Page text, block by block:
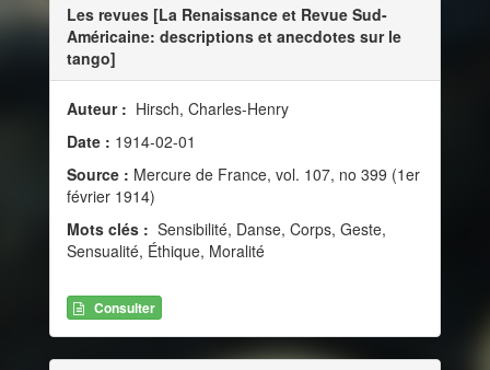
Les revues [La Renaissance et Revue Sud-
Américaine: descriptions et anecdotes sur le
tango]
Auteur : Hirsch, Charles-Henry
Date : 1914-02-01
Source : Mercure de France, vol. 107, no 399 (1er
février 1914)
Mots clés : Sensibilité, Danse, Corps, Geste,
Sensualité, Éthique, Moralité
Consulter